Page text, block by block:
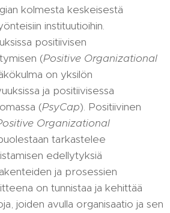
kolmesta keskeisestä
instituutioihin.
positiivisen
(Positive Organizational
on yksilön
ja positiivisessa
(PsyCap). Positiivinen
Organizational
tarkastelee
edellytyksiä
ja prosessien
on tunnistaa ja kehittää
joiden avulla organisaatio ja sen